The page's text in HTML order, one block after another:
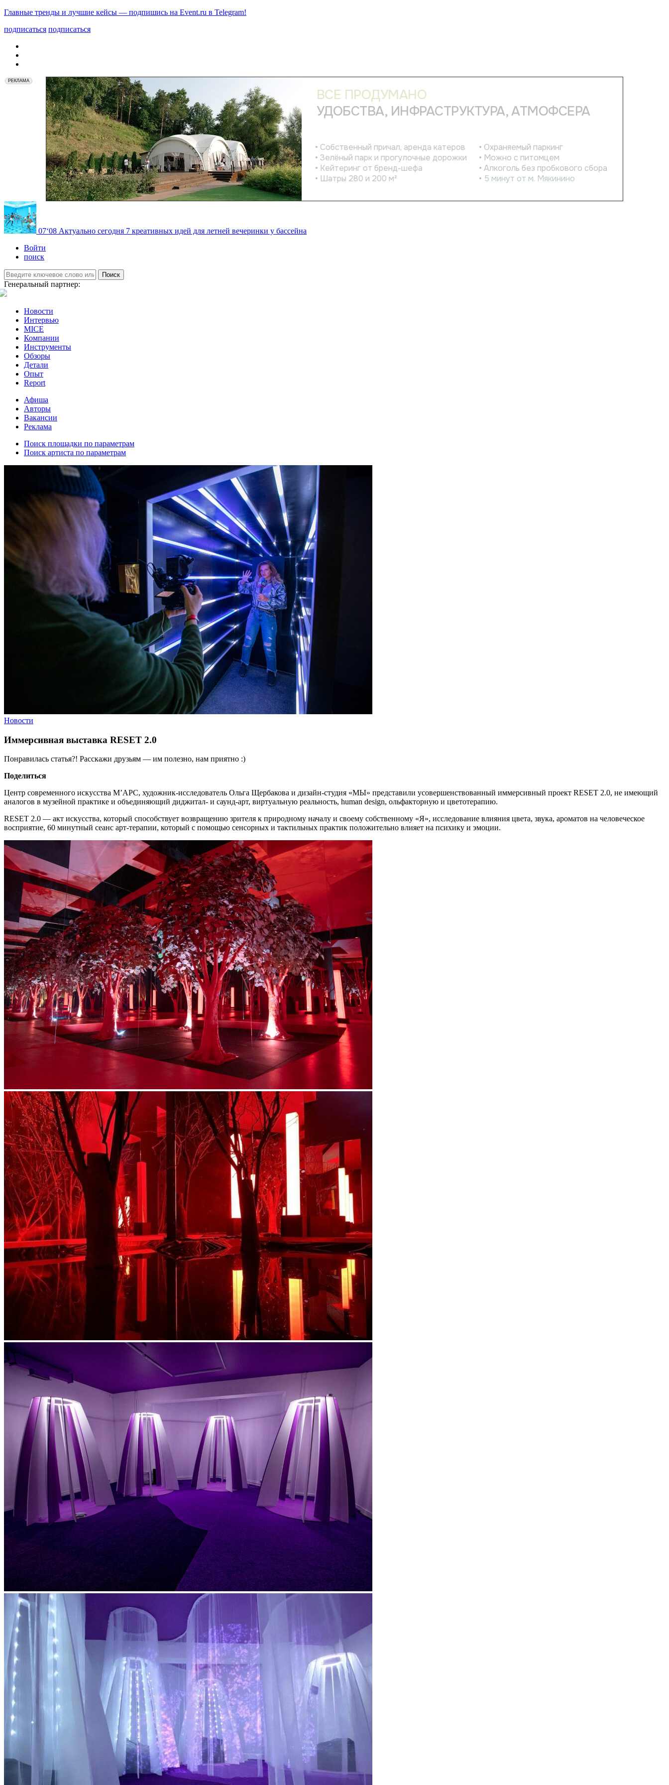
Главные тренды и лучшие кейсы — подпишись на Event.ru в Telegram!
подписаться подписаться
РЕКЛАМА
07‘08 Актуально сегодня 7 креативных идей для летней вечеринки у бассейна
Войти
поиск
Поиск
Генеральный партнер:
Новости
Интервью
MICE
Компании
Инструменты
Обзоры
Детали
Опыт
Report
Афиша
Авторы
Вакансии
Реклама
Поиск площадки по параметрам
Поиск артиста по параметрам
Новости
Иммерсивная выставка RESET 2.0
Понравилась статья?! Расскажи друзьям — им полезно, нам приятно :)
Поделиться
Центр современного искусства М’АРС, художник-исследователь Ольга Щербакова и дизайн-студия «МЫ» представили усовершенствованный иммерсивный проект RESET 2.0, не имеющий
аналогов в музейной практике и объединяющий диджитал- и саунд-арт, виртуальную реальность, human design, ольфакторную и цветотерапию.
RESET 2.0 — акт искусства, который способствует возвращению зрителя к природному началу и своему собственному «Я», исследование влияния цвета, звука, ароматов на человеческое
восприятие, 60 минутный сеанс арт-терапии, который с помощью сенсорных и тактильных практик положительно влияет на психику и эмоции.